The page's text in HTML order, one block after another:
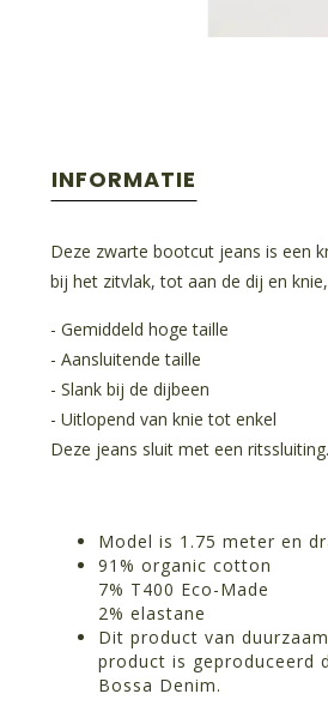
INFORMATIE
Deze zwarte bootcut jeans is een
bij het zitvlak, tot aan de dij en
- Gemiddeld hoge taille
- Aansluitende taille
- Slank bij de dijbeen
- Uitlopend van knie tot enkel
Deze jeans sluit met een ritssluiting.
Model is 1.75 meter en
91% organic cotton
7% T400 Eco-Made
2% elastane
Dit product van
product is geproduceerd
Bossa Denim.